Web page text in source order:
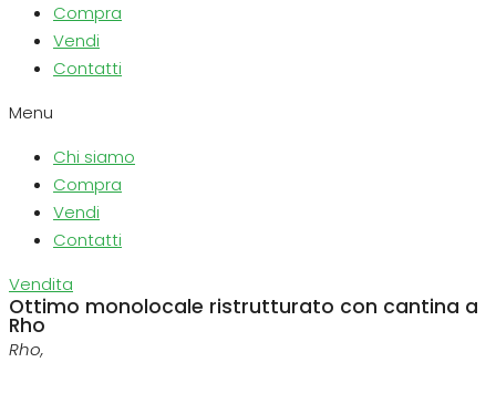
Compra
Vendi
Contatti
Menu
Chi siamo
Compra
Vendi
Contatti
Vendita
Ottimo monolocale ristrutturato con cantina a
Rho
Rho,